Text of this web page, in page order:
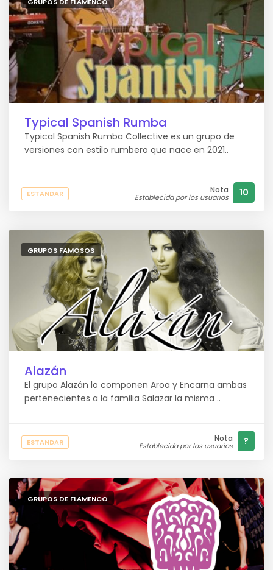
Typical Spanish Rumba
Typical Spanish Rumba Collective es un grupo de
versiones con estilo rumbero que nace en 2021..
ESTANDAR Nota
Establecida por los usuarios 10
GRUPOS FAMOSOS
Alazán
El grupo Alazán lo componen Aroa y Encarna ambas
pertenecientes a la familia Salazar la misma ..
ESTANDAR Nota
Establecida por los usuarios ?
GRUPOS DE FLAMENCO